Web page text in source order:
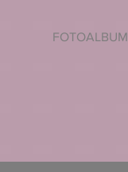
FOTOALBUM